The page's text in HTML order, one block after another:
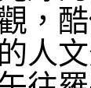
，
人